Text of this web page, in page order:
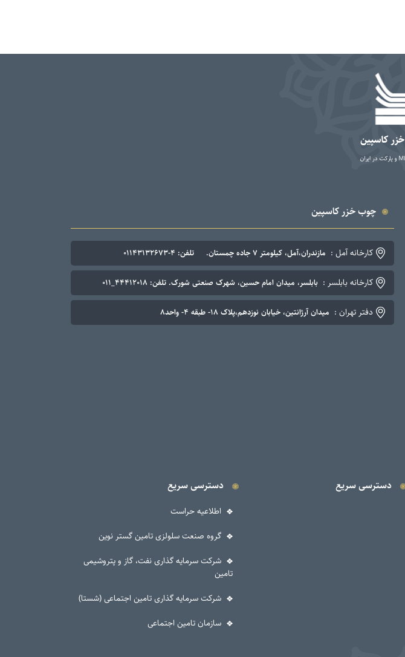
چوب خزر کاسپین
کارخانه آمل : مازندران،آمل، کیلومتر ۷ جاده چمستان. تلفن: ۴-۰۱۱۴۳۱۳۲۶۷۳
کارخانه بابلسر : بابلسر، میدان امام حسین، شهرک صنعتی شورک. تلفن: ۴۴۴۱۲۰۱۸_۰۱۱
دفتر تهران : میدان آرژانتین، خیابان نوزدهم،پلاک ۱۸- طبقه ۴- واحد۸
دسترسی سریع دسترسی سریع
اطلاعیه حراست
گروه صنعت سلولزی تامین گستر نوین
شرکت سرمایه گذاری نفت، گاز و پتروشیمی
تامین
شرکت سرمایه گذاری تامین اجتماعی (شستا)
سازمان تامین اجتماعی